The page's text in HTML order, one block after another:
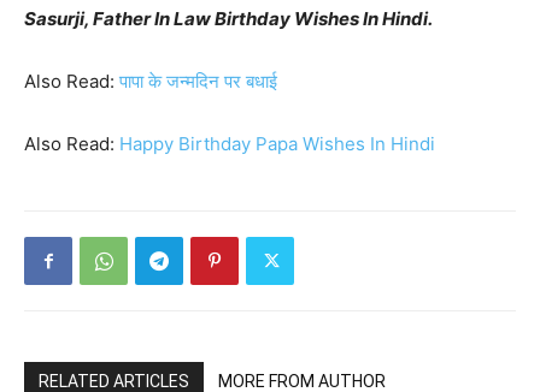
Sasurji, Father In Law Birthday Wishes In Hindi.
Also Read:पापा के जन्मदिन पर बधाई
Also Read: Happy Birthday Papa Wishes In Hindi
RELATED ARTICLES MORE FROM AUTHOR